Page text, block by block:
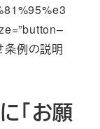
条例の説明
「お願